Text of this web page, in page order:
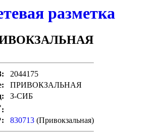
разметка
2044175
ПРИВОКЗАЛЬНАЯ
З-СИБ
:
830713 (Привокзальная)